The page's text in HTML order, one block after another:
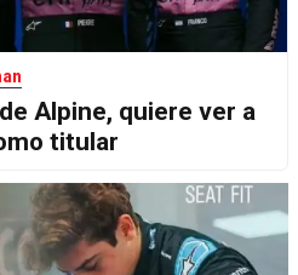
Alpine, quiere ver a
titular